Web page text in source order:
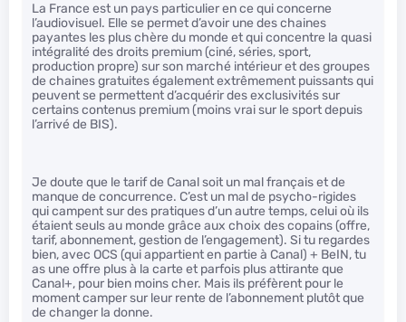
La France est un pays particulier en ce qui concerne
l’audiovisuel. Elle se permet d’avoir une des chaines
payantes les plus chère du monde et qui concentre la quasi
intégralité des droits premium (ciné, séries, sport,
production propre) sur son marché intérieur et des groupes
de chaines gratuites également extrêmement puissants qui
peuvent se permettent d’acquérir des exclusivités sur
certains contenus premium (moins vrai sur le sport depuis
l’arrivé de BIS).
Je doute que le tarif de Canal soit un mal français et de
manque de concurrence. C’est un mal de psycho-rigides
qui campent sur des pratiques d’un autre temps, celui où ils
étaient seuls au monde grâce aux choix des copains (offre,
tarif, abonnement, gestion de l’engagement). Si tu regardes
bien, avec OCS (qui appartient en partie à Canal) + BeIN, tu
as une offre plus à la carte et parfois plus attirante que
Canal+, pour bien moins cher. Mais ils préfèrent pour le
moment camper sur leur rente de l’abonnement plutôt que
de changer la donne.